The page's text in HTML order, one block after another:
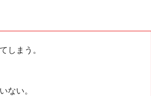
しまう。
ない。